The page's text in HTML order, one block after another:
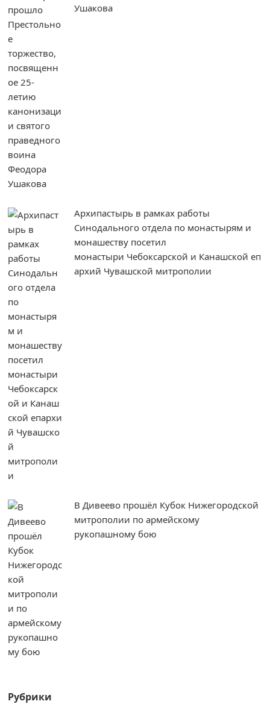
Ушакова
Архипастырь в рамках работы
Синодального отдела по монастырям и
монашеству посетил
монастыри Чебоксарской и Канашской еп
архий Чувашской митрополии
В Дивеево прошёл Кубок Нижегородской
митрополии по армейскому
рукопашному бою
Рубрики